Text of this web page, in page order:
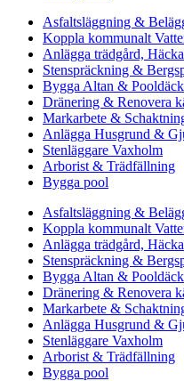
Asfaltsläggning &
Koppla kommunalt
Anlägga trädgård,
Stenspräckning &
Bygga Altan & Pooldäck
Dränering & Renovera
Markarbete &
Anlägga Husgrund &
Stenläggare Vaxholm
Arborist & Trädfällning
Bygga pool
Asfaltsläggning &
Koppla kommunalt
Anlägga trädgård,
Stenspräckning &
Bygga Altan & Pooldäck
Dränering & Renovera
Markarbete &
Anlägga Husgrund &
Stenläggare Vaxholm
Arborist & Trädfällning
Bygga pool